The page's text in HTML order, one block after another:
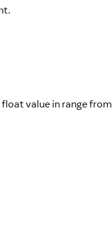
value in range from